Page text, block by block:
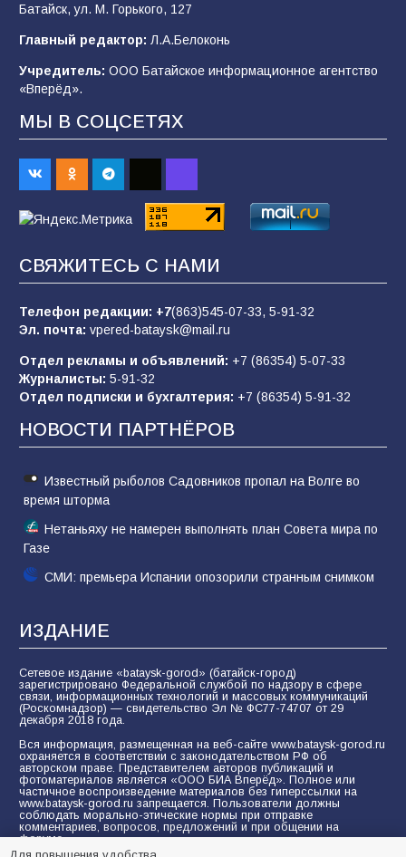
строительные профессии в ходе
спортивного праздника
91
Батайским спортсменам вручили награды
конкурса «Большая перемена»
Командовал боем до последнего: герой
Евгений Остапенко
Батайск, ул. М. Горького, 127
Главный редактор: Л.А.Белоконь
Учредитель: ООО Батайское информационное агентство
«Вперёд».
МЫ В СОЦСЕТЯХ
СВЯЖИТЕСЬ С НАМИ
Телефон редакции: +7(863)545-07-33, 5-91-32
Эл. почта: vpered-bataysk@mail.ru
Отдел рекламы и объявлений: +7 (86354) 5-07-33
Журналисты: 5-91-32
Отдел подписки и бухгалтерия: +7 (86354) 5-91-32
НОВОСТИ ПАРТНЁРОВ
Известный рыболов Садовников пропал на Волге во
время шторма
Нетаньяху не намерен выполнять план Совета мира по
Газе
СМИ: премьера Испании опозорили странным снимком
ИЗДАНИЕ
Сетевое издание «bataysk-gorod» (батайск-город)
зарегистрировано Федеральной службой по надзору в сфере
связи, информационных технологий и массовых коммуникаций
(Роскомнадзор) — свидетельство Эл № ФС77-74707 от 29
декабря 2018 года.
Вся информация, размещенная на веб-сайте www.bataysk-gorod.ru
охраняется в соответствии с законодательством РФ об
авторском праве. Представителем авторов публикаций и
фотоматериалов является «ООО БИА Вперёд». Полное или
частичное воспроизведение материалов без гиперссылки на
www.bataysk-gorod.ru запрещается. Пользователи должны
соблюдать морально-этические нормы при отправке
комментариев, вопросов, предложений и при общении на
форуме.